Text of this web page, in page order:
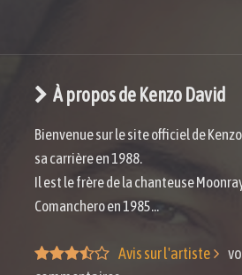
À propos de Kenzo David
Bienvenue sur le site officiel de
sa carrière en 1988.
Il est le frère de la chanteuse
Comanchero en 1985...
Avis sur l'artiste